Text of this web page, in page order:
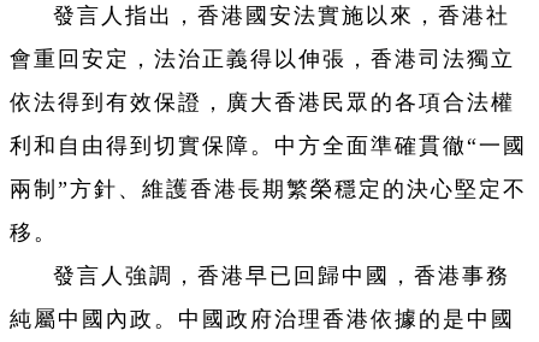
發言人指出，香港國安法實施以來，香港社
會重回安定，法治正義得以伸張，香港司法獨立
依法得到有效保證，廣大香港民眾的各項合法權
利和自由得到切實保障。中方全面準確貫徹“一國
兩制”方針、維護香港長期繁榮穩定的決心堅定不
移。
發言人強調，香港早已回歸中國，香港事務
純屬中國內政。中國政府治理香港依據的是中國